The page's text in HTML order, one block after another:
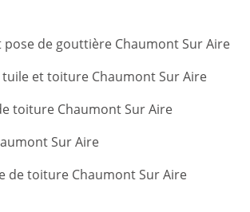
pose de gouttière Chaumont Sur Aire
et toiture Chaumont Sur Aire
toiture Chaumont Sur Aire
Sur Aire
de toiture Chaumont Sur Aire